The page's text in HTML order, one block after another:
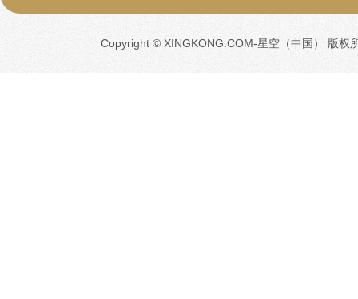
Copyright © XINGKONG.COM-星空（中国） 版权